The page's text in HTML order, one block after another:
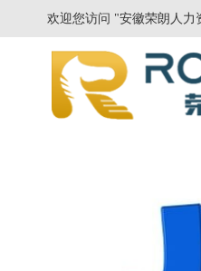
欢迎您访问 "安徽荣朗人力